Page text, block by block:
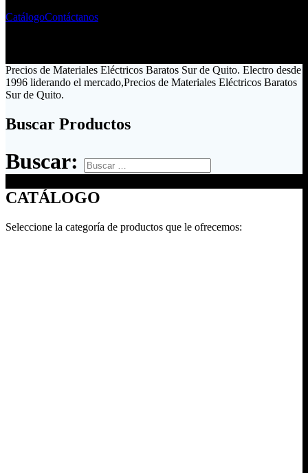
CatálogoContáctanos
Precios de Materiales Eléctricos Baratos Sur de Quito. Electro desde
1996 liderando el mercado,Precios de Materiales Eléctricos Baratos
Sur de Quito.
Buscar Productos
Buscar:
CATÁLOGO
Seleccione la categoría de productos que le ofrecemos: